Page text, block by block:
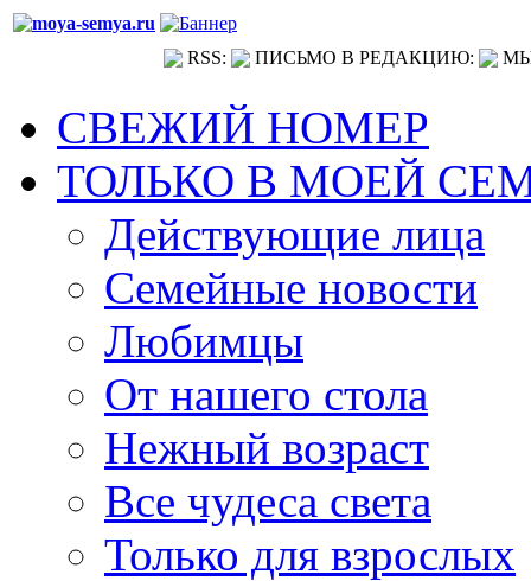
RSS: ПИСЬМО В РЕДАКЦИЮ:
СВЕЖИЙ НОМЕР
ТОЛЬКО В МОЕЙ
Действующие лица
Семейные новости
Любимцы
От нашего стола
Нежный возраст
Все чудеса света
Только для взрослых